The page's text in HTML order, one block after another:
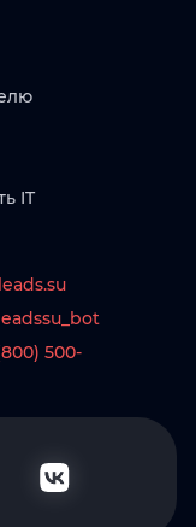
IT
500-